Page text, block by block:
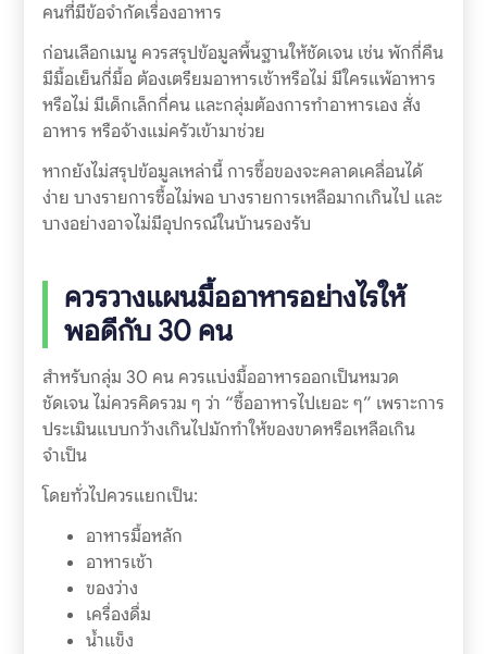
คนที่มีข้อจำกัดเรื่องอาหาร
ก่อนเลือกเมนู ควรสรุปข้อมูลพื้นฐานให้ชัดเจน เช่น พักกี่คืน
มีมื้อเย็นกี่มื้อ ต้องเตรียมอาหารเช้าหรือไม่ มีใครแพ้อาหาร
หรือไม่ มีเด็กเล็กกี่คน และกลุ่มต้องการทำอาหารเอง สั่ง
อาหาร หรือจ้างแม่ครัวเข้ามาช่วย
หากยังไม่สรุปข้อมูลเหล่านี้ การซื้อของจะคลาดเคลื่อนได้
ง่าย บางรายการซื้อไม่พอ บางรายการเหลือมากเกินไป และ
บางอย่างอาจไม่มีอุปกรณ์ในบ้านรองรับ
ควรวางแผนมื้ออาหารอย่างไรให้
พอดีกับ 30 คน
สำหรับกลุ่ม 30 คน ควรแบ่งมื้ออาหารออกเป็นหมวด
ชัดเจน ไม่ควรคิดรวม ๆ ว่า “ซื้ออาหารไปเยอะ ๆ” เพราะการ
ประเมินแบบกว้างเกินไปมักทำให้ของขาดหรือเหลือเกิน
จำเป็น
โดยทั่วไปควรแยกเป็น:
อาหารมื้อหลัก
อาหารเช้า
ของว่าง
เครื่องดื่ม
น้ำแข็ง